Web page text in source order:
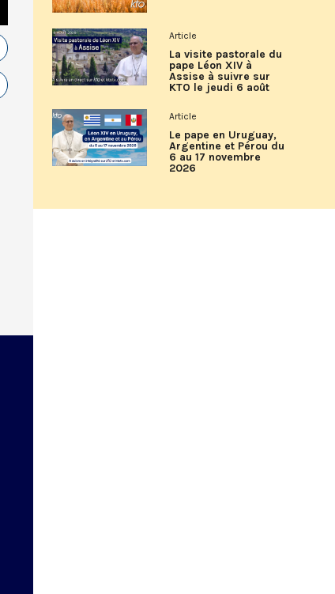
Article
La visite pastorale du
pape Léon XIV à
Assise à suivre sur
KTO le jeudi 6 août
Article
Le pape en Uruguay,
Argentine et Pérou du
6 au 17 novembre
2026